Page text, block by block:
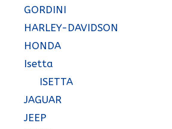
GORDINI
HARLEY-DAVIDSON
HONDA
Isetta
ISETTA
JAGUAR
JEEP